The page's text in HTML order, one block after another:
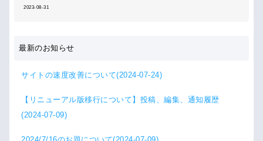
2023-08-31
最新のお知らせ
サイトの速度改善について(2024-07-24)
【リニューアル版移行について】投稿、編集、通知履歴
(2024-07-09)